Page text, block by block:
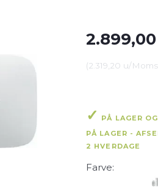
2.899,00
(2.319,20 u/Moms
PÅ LAGER
PÅ LAGER -
2 HVERDAGE
Farve: